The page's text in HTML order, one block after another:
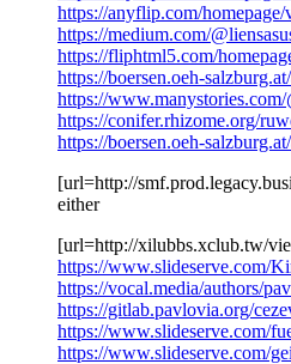
https://anyflip.com/homepage/
https://medium.com/
https://fliphtml5.com/
https://boersen.oeh-
https://
https://conifer.rhizome.org/
https://boersen.oeh-
[url=http://
either
[url=http://xilubbs.xclub.tw/
https://www.slideserve.com/
https://vocal.media/authors/
https://gitlab.pavlovia.org/
https://www.slideserve.com/
https://www.slideserve.com/